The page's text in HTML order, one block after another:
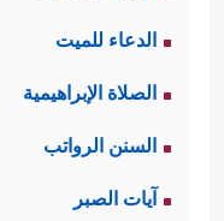
الدعاء للميت
الصلاة الإبراهيمية
السنن الرواتب
آيات الصبر